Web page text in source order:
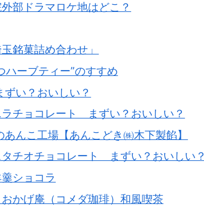
部ドラマロケ地はどこ？
銘菓詰め合わせ」
ハーブティー”のすすめ
い？おいしい？
チョコレート まずい？おいしい？
んこ工場【あんこどき㈱木下製餡】
チオチョコレート まずい？おいしい？
ショコラ
かげ庵（コメダ珈琲）和風喫茶